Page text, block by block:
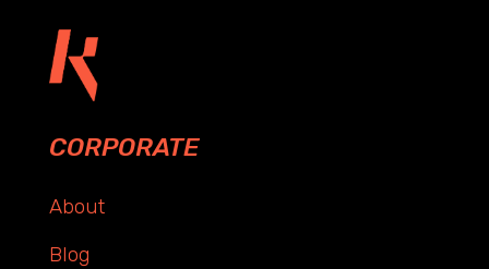
CORPORATE
About
Blog